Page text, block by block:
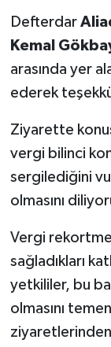
Defterdar
Kemal
arasında yer
ederek
Ziyarette
vergi bilinci
sergilediğini
olmasını
Vergi
sağladıkları
yetkililer, bu
olmasını